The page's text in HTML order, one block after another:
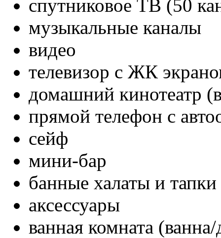
спутниковое ТВ (50
музыкальные каналы
видео
телевизор с ЖК
домашний кинотеатр
прямой телефон с
сейф
мини-бар
банные халаты и тапки
аксессуары
ванная комната